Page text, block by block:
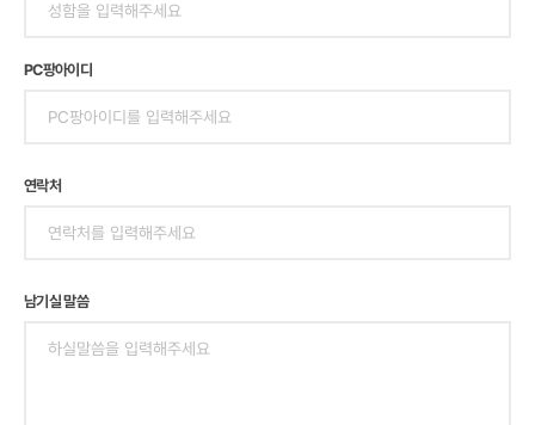
PC팡아이디
연락처
남기실 말씀